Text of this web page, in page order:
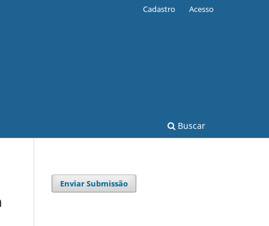
Buscar
Cadastro Acesso
Enviar Submissão